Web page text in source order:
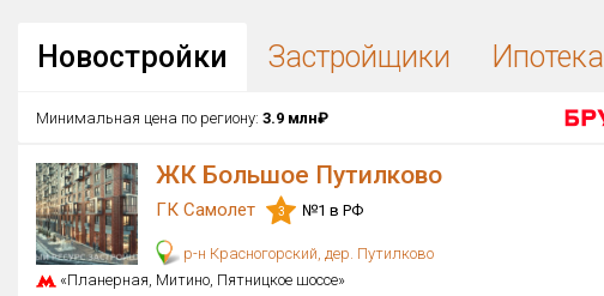
Новостройки Застройщики Ипотека
Минимальная цена по региону: 3.9 млн₽
ЖК Большое Путилково
ГК Самолет 3 №1 в РФ
р-н Красногорский, дер. Путилково
«Планерная, Митино, Пятницкое шоссе»